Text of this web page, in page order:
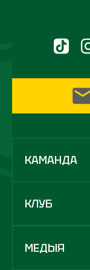
КАМАНДА
КЛУБ
МЕДЫЯ